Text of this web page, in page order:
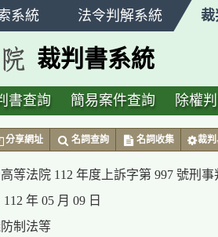
系統 法令判解系統 裁
裁判書系統
書查詢 簡易案件查詢 除權
分享網址 名詞查詢 名詞收集 裁
等法院 112 年度上訴字第 997 號刑事
112 年 05 月 09 日
制法等